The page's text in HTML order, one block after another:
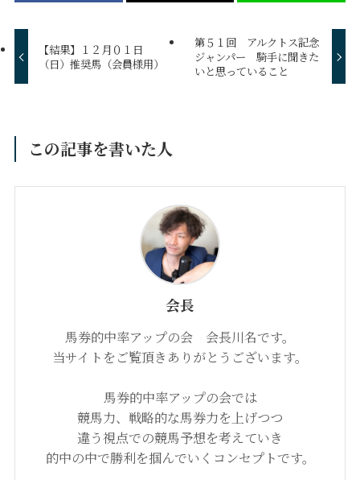
【結果】１２月０１日
（日）推奨馬（会員様用）
第５１回 アルクトス記念
ジャンパー 騎手に聞きた
いと思っていること
この記事を書いた人
会長
馬券的中率アップの会 会長川名です。
当サイトをご覧頂きありがとうございます。
馬券的中率アップの会では
競馬力、戦略的な馬券力を上げつつ
違う視点での競馬予想を考えていき
的中の中で勝利を掴んでいくコンセプトです。